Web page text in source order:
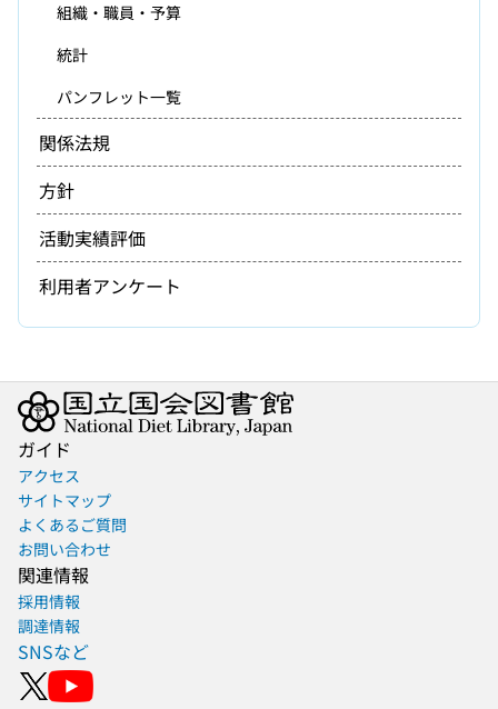
組織・職員・予算
統計
パンフレット一覧
関係法規
方針
活動実績評価
利用者アンケート
ガイド
アクセス
サイトマップ
よくあるご質問
お問い合わせ
関連情報
採用情報
調達情報
SNSなど